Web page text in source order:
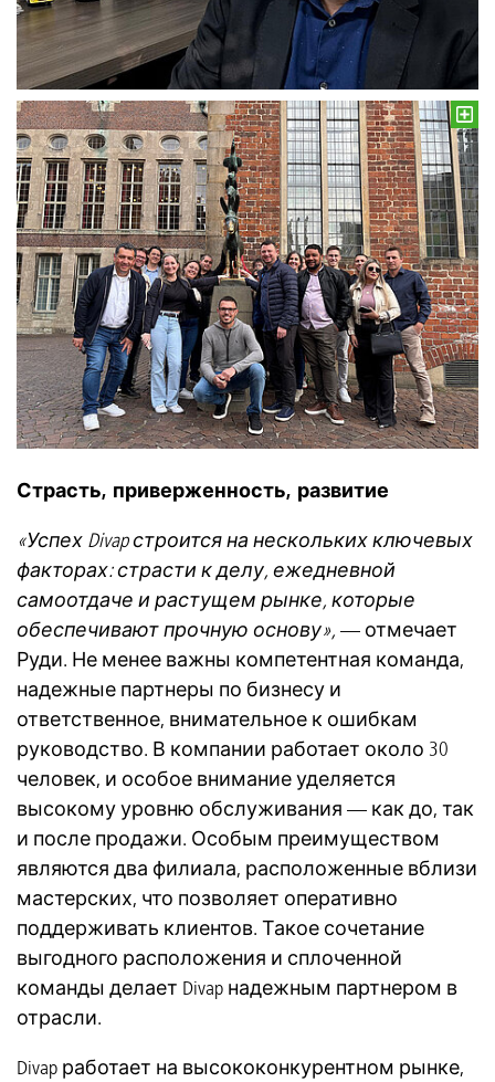
Страсть, приверженность, развитие
«Успех Divap строится на нескольких ключевых
факторах: страсти к делу, ежедневной
самоотдаче и растущем рынке, которые
обеспечивают прочную основу», — отмечает
Руди. Не менее важны компетентная команда,
надежные партнеры по бизнесу и
ответственное, внимательное к ошибкам
руководство. В компании работает около 30
человек, и особое внимание уделяется
высокому уровню обслуживания — как до, так
и после продажи. Особым преимуществом
являются два филиала, расположенные вблизи
мастерских, что позволяет оперативно
поддерживать клиентов. Такое сочетание
выгодного расположения и сплоченной
команды делает Divap надежным партнером в
отрасли.
Divap работает на высококонкурентном рынке,